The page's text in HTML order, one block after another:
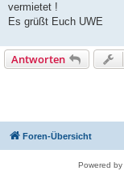
r
a
vermietet !
Es grüßt Euch UWE
Antworten
Foren-Übersicht
Powered by